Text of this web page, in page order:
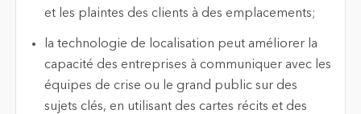
et les plaintes des clients à des emplacements;
la technologie de localisation peut améliorer la
capacité des entreprises à communiquer avec les
équipes de crise ou le grand public sur des
sujets clés, en utilisant des cartes récits et des